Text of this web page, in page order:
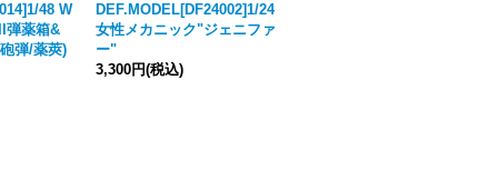
48 W
弾薬箱&
弾/薬莢)
DEF.MODEL[DF24002]1/24
女性メカニック"ジェニファ
ー"
3,300円(税込)